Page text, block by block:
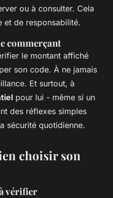
ou à consulter. Cela
et de responsabilité.
commerçant
le montant affiché
son code. À ne jamais
Et surtout, à
pour lui - même si un
des réflexes simples
sécurité quotidienne.
choisir son
vérifier